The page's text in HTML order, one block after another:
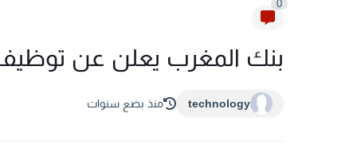
0
بنك المغرب يعلن عن توظيف 8
technology منذ بضع سنوات